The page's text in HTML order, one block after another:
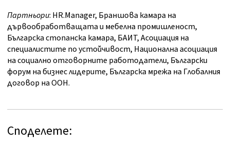
Партньори: HR.Manager, Браншова камара на
дървообработващата и мебелна промишленост,
Българска стопанска камара, БАИТ, Асоциация на
специалистите по устойчивост, Национална асоциация
на социално отговорните работодатели, Български
форум на бизнес лидерите, Българска мрежа на Глобалния
договор на ООН.
Споделете: